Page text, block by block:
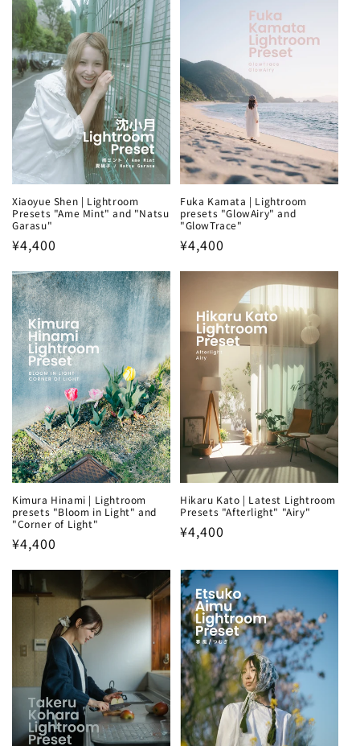
Xiaoyue Shen | Lightroom
Presets "Ame Mint" and "Natsu
Garasu"
Regular
¥4,400
Fuka Kamata | Lightroom
presets "GlowAiry" and
"GlowTrace"
Regular
¥4,400
Kimura Hinami | Lightroom
presets "Bloom in Light" and
"Corner of Light"
Regular
¥4,400
Hikaru Kato | Latest Lightroom
Presets "Afterlight" "Airy"
Regular
¥4,400